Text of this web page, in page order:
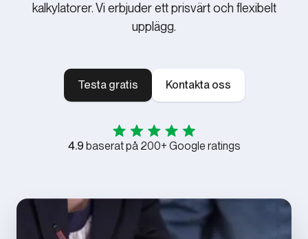
kalkylatorer. Vi erbjuder ett prisvärt och flexibelt
upplägg.
Testa gratis Kontakta oss
4.9 baserat på 200+ Google ratings